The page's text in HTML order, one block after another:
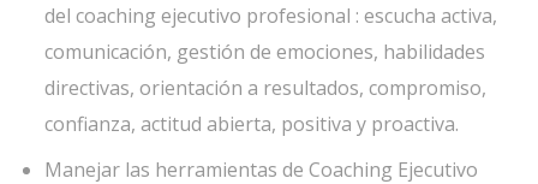
del coaching ejecutivo profesional : escucha activa,
comunicación, gestión de emociones, habilidades
directivas, orientación a resultados, compromiso,
confianza, actitud abierta, positiva y proactiva.
Manejar las herramientas de Coaching Ejecutivo